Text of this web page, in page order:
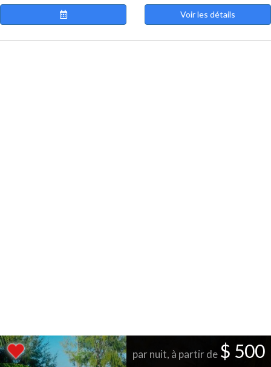
Voir les détails
par nuit, à partir de $ 500